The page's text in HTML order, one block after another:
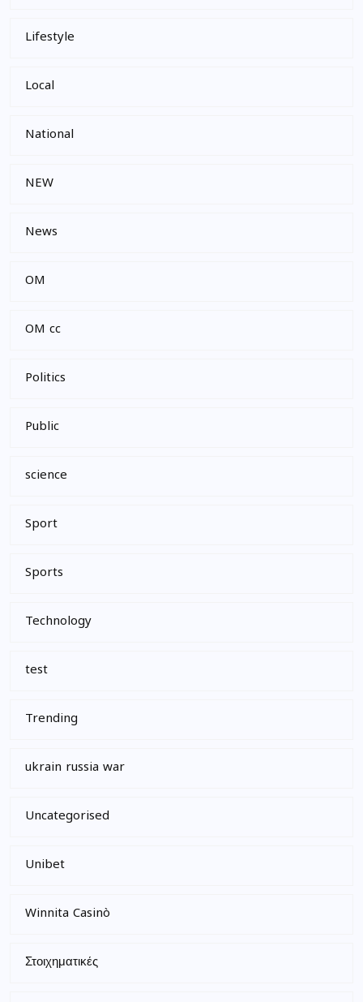
Lifestyle
Local
National
NEW
News
OM
OM cc
Politics
Public
science
Sport
Sports
Technology
test
Trending
ukrain russia war
Uncategorised
Unibet
Winnita Casinò
Στοιχηματικές